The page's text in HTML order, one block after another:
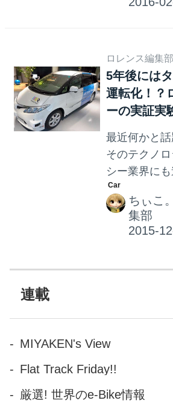
と想像でき
いアシスト機
す！！と宣
最新のスゴ
からって、す
も事実。 世
るんだね～
を見ているよ
ンときてな
実は私もその
にも自動運
ロレンス編集部
5年後には
運転化！？
ーの実証実
最近何かと話
そのテクノ
シー業界に
す。 こちら
ス車はトヨ
ィマ。 たと
の運転手の
なたがいる
くれる。 ま
に、 移動中
サービスを提
ちぃこ。
集部
連載
MIYAKEN's View
Flat Track Friday!!
厳選! 世界のe-Bike情報